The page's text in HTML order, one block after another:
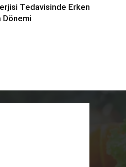
Tedavisinde Erken
Dönemi